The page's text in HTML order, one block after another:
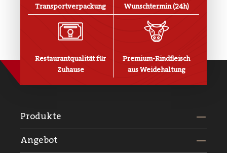
Transportverpackung
Wunschtermin (24h)
Restaurantqualität für
Zuhause
Premium-Rindfleisch
aus Weidehaltung
Produkte
Angebot